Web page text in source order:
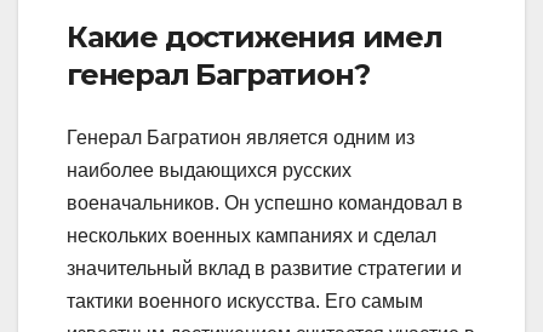
Какие достижения имел
генерал Багратион?
Генерал Багратион является одним из
наиболее выдающихся русских
военачальников. Он успешно командовал в
нескольких военных кампаниях и сделал
значительный вклад в развитие стратегии и
тактики военного искусства. Его самым